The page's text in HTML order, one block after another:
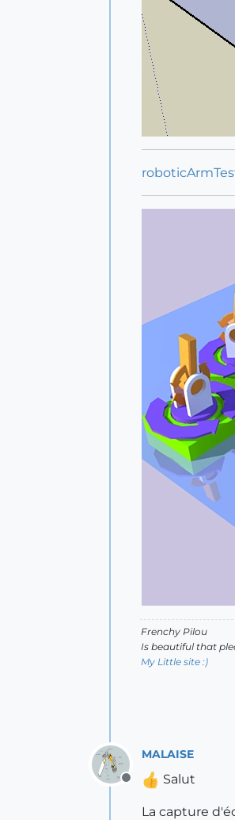
Frenchy Pilou
Is beautiful that
My Little site :)
Offline
MALAISE
Salut
La capture